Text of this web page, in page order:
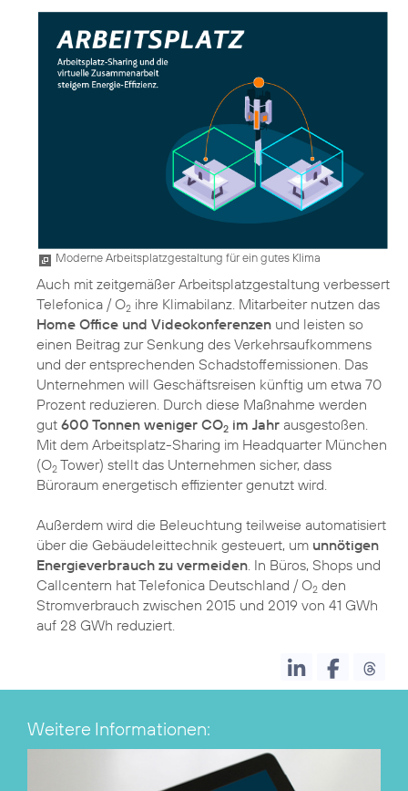
Moderne Arbeitsplatzgestaltung für ein gutes Klima
Auch mit zeitgemäßer Arbeitsplatzgestaltung verbessert
Telefonica / O2 ihre Klimabilanz. Mitarbeiter nutzen das
Home Office und Videokonferenzen und leisten so
einen Beitrag zur Senkung des Verkehrsaufkommens
und der entsprechenden Schadstoffemissionen. Das
Unternehmen will Geschäftsreisen künftig um etwa 70
Prozent reduzieren. Durch diese Maßnahme werden
gut 600 Tonnen weniger CO2 im Jahr ausgestoßen.
Mit dem Arbeitsplatz-Sharing im Headquarter München
(O2 Tower) stellt das Unternehmen sicher, dass
Büroraum energetisch effizienter genutzt wird.
Außerdem wird die Beleuchtung teilweise automatisiert
über die Gebäudeleittechnik gesteuert, um unnötigen
Energieverbrauch zu vermeiden . In Büros, Shops und
Callcentern hat Telefonica Deutschland / O2 den
Stromverbrauch zwischen 2015 und 2019 von 41 GWh
auf 28 GWh reduziert.
Weitere Informationen: